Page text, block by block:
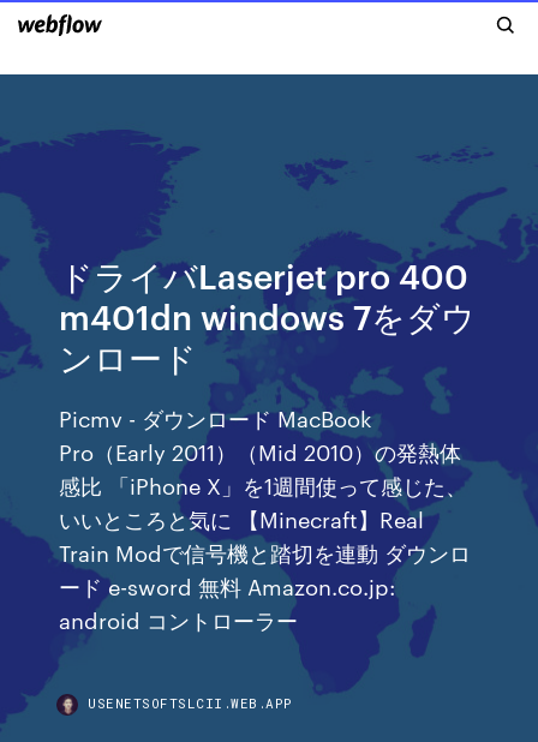
ドライバLaserjet pro 400
m401dn windows 7をダウ
ンロード
Picmv - ダウンロード MacBook
Pro（Early 2011）（Mid 2010）の発熱体
感比 「iPhone X」を1週間使って感じた、
いいところと気に 【Minecraft】Real
Train Modで信号機と踏切を連動 ダウンロ
ード e-sword 無料 Amazon.co.jp:
android コントローラー
USENETSOFTSLCII.WEB.APP